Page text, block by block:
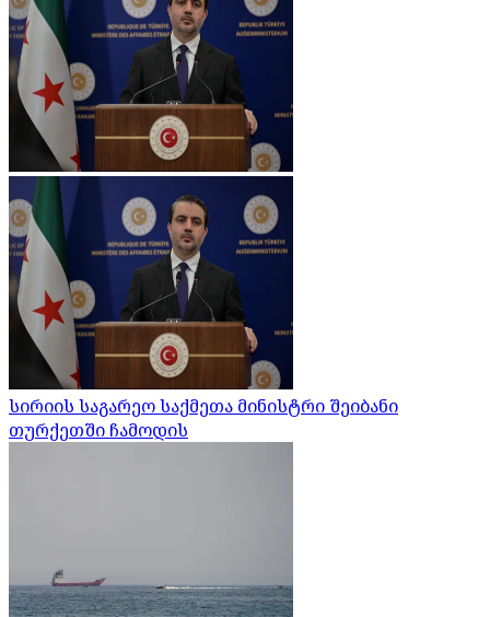
სირიის საგარეო საქმეთა მინისტრი შეიბანი
თურქეთში ჩამოდის